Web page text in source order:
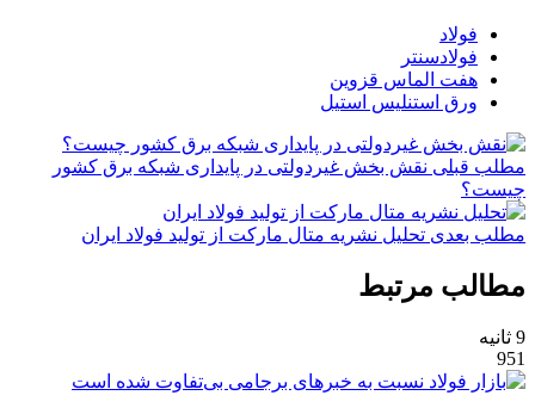
فولاد
فولادسنتر
هفت الماس قزوین
ورق استنلیس استیل
مطلب قبلی نقش‌ بخش غیردولتی در پایداری شبکه برق کشور
چیست؟
مطلب بعدی تحلیل نشریه متال مارکت از تولید فولاد ایران
مطالب مرتبط
9 ثانیه
951